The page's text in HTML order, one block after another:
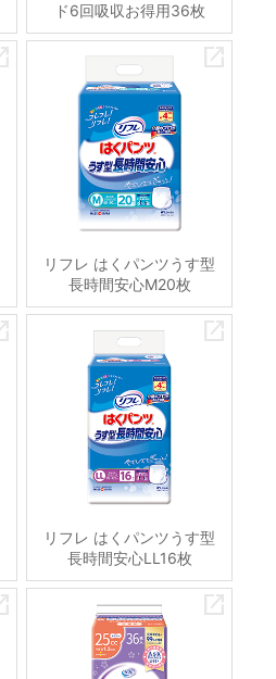
ド6回吸収お得用36枚
リフレ はくパンツうす型
長時間安心M20枚
リフレ はくパンツうす型
長時間安心LL16枚